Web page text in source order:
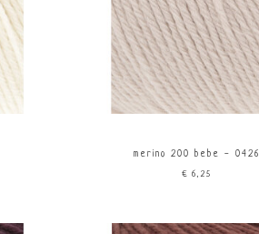
merino 200 bebe - 0426
€6,25